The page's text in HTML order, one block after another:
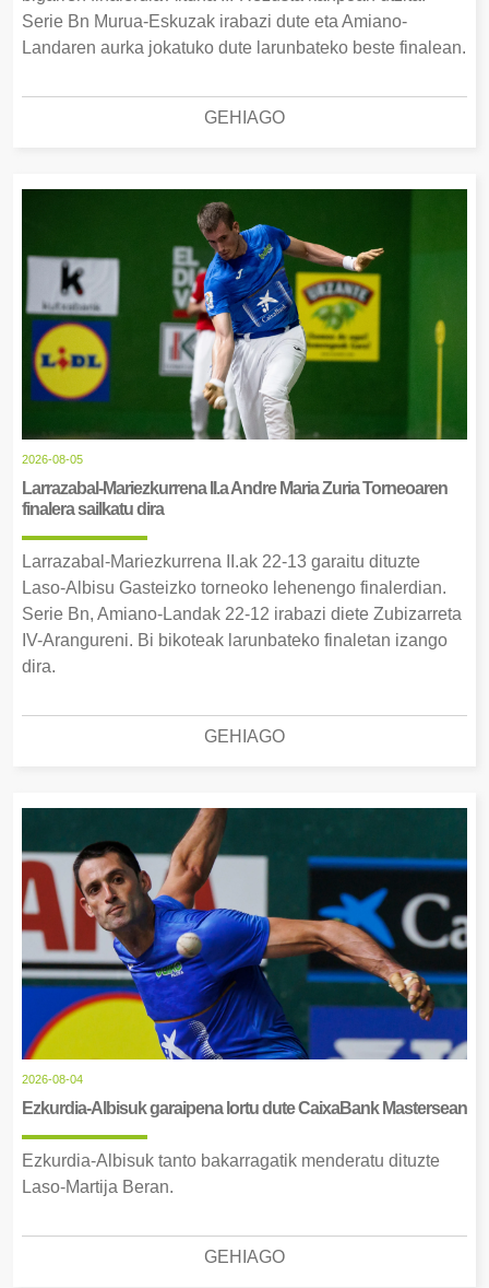
Serie Bn Murua-Eskuzak irabazi dute eta Amiano-
Landaren aurka jokatuko dute larunbateko beste finalean.
GEHIAGO
2026-08-05
Larrazabal-Mariezkurrena II.a Andre Maria Zuria Torneoaren
finalera sailkatu dira
Larrazabal-Mariezkurrena II.ak 22-13 garaitu dituzte
Laso-Albisu Gasteizko torneoko lehenengo finalerdian.
Serie Bn, Amiano-Landak 22-12 irabazi diete Zubizarreta
IV-Arangureni. Bi bikoteak larunbateko finaletan izango
dira.
GEHIAGO
2026-08-04
Ezkurdia-Albisuk garaipena lortu dute CaixaBank Mastersean
Ezkurdia-Albisuk tanto bakarragatik menderatu dituzte
Laso-Martija Beran.
GEHIAGO